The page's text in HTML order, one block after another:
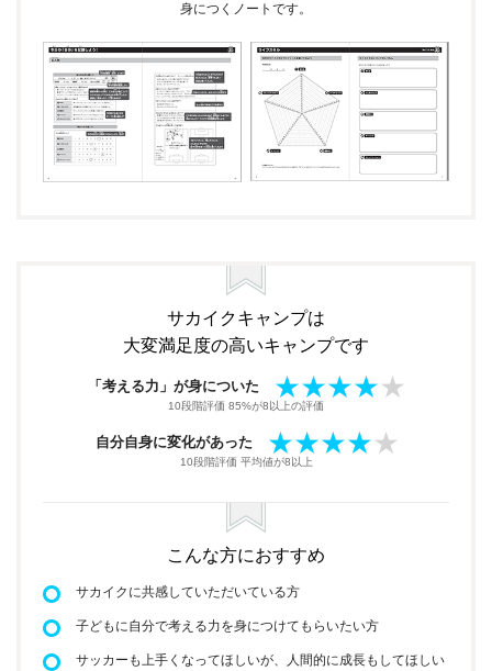
身につくノートです。
サカイクキャンプは
大変満足度の高いキャンプです
「考える力」が身についた
10段階評価 85%が8以上の評価
自分自身に変化があった
10段階評価 平均値が8以上
こんな方におすすめ
サカイクに共感していただいている方
子どもに自分で考える力を身につけてもらいたい方
サッカーも上手くなってほしいが、人間的に成長もしてほしい